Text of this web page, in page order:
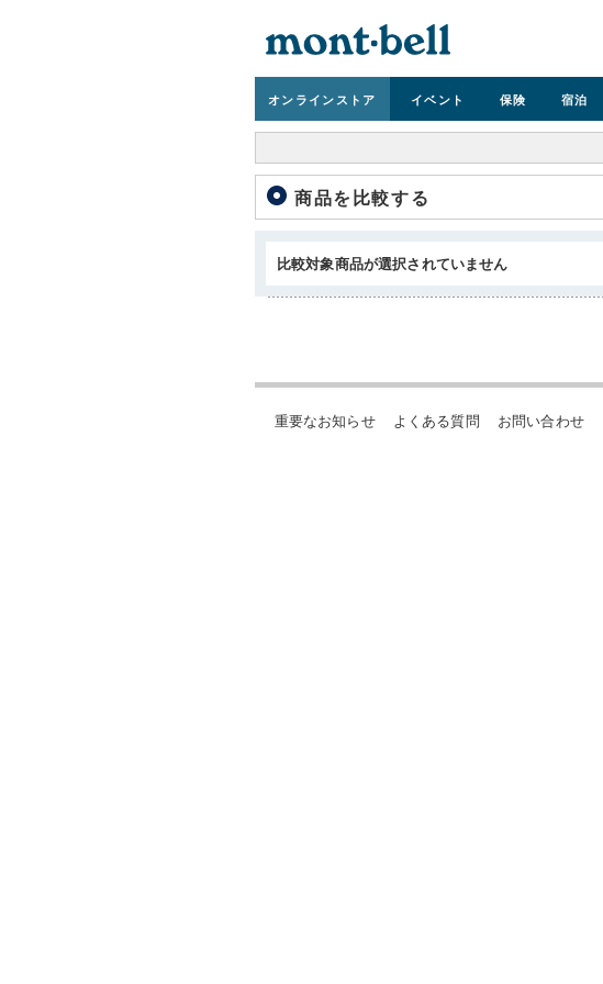
オンラインストア イベント 保険 宿泊
商品を比較する
比較対象商品が選択されていません
重要なお知らせ よくある質問 お問い合わせ